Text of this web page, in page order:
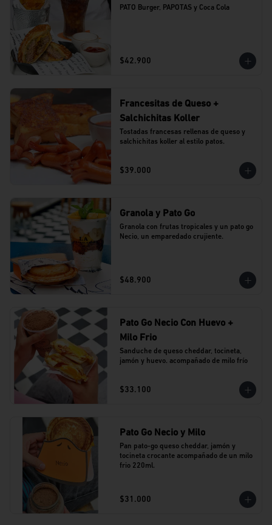
PATO Burger, PAPOTAS y Coca Cola
$42.900
Francesitas de Queso +
Salchichitas Koller
Tostadas francesas rellenas de queso y
salchichitas koller al estilo patos.
$39.000
Granola y Pato Go
Granola con frutas tropicales y un pato go
Necio, un emparedado crujiente.
$48.900
Pato Go Necio Con Huevo +
Milo Frio
Sanduche de queso cheddar, tocineta,
jamón y huevo. acompañado de milo frío
$33.100
Pato Go Necio y Milo
Pan pato-go queso cheddar, jamón y
tocineta crocante acompañado de un milo
frio 220ml.
$31.000